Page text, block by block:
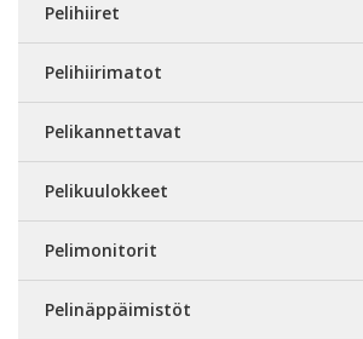
Pelihiiret
Pelihiirimatot
Pelikannettavat
Pelikuulokkeet
Pelimonitorit
Pelinäppäimistöt